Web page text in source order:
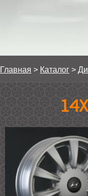
Главная > Каталог >